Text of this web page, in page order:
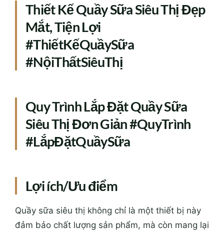
Thiết Kế Quầy Sữa Siêu Thị Đẹp
Mắt, Tiện Lợi
#ThiếtKếQuầySữa
#NộiThấtSiêuThị
Quy Trình Lắp Đặt Quầy Sữa
Siêu Thị Đơn Giản #QuyTrình
#LắpĐặtQuầySữa
Lợi ích/Ưu điểm
Quầy sữa siêu thị không chỉ là một thiết bị này
đảm bảo chất lượng sản phẩm, mà còn mang lại